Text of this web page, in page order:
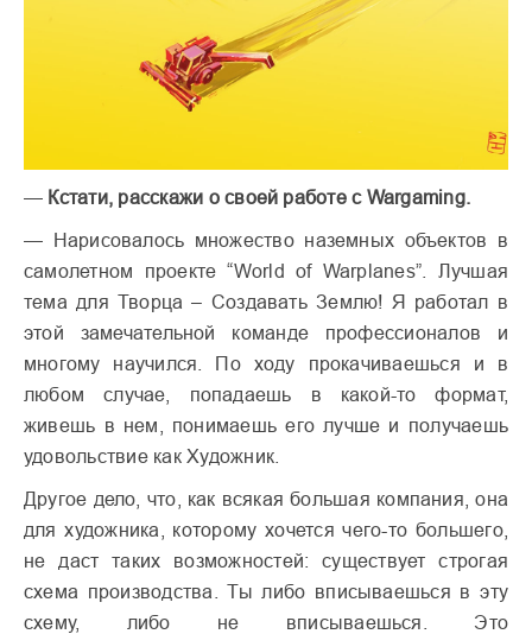
— Кстати, расскажи о своей работе с Wargaming.
— Нарисовалось множество наземных объектов в
самолетном проекте “World of Warplanes”. Лучшая
тема для Творца – Создавать Землю! Я работал в
этой замечательной команде профессионалов и
многому научился. По ходу прокачиваешься и в
любом случае, попадаешь в какой-то формат,
живешь в нем, понимаешь его лучше и получаешь
удовольствие как Художник.
Другое дело, что, как всякая большая компания, она
для художника, которому хочется чего-то большего,
не даст таких возможностей: существует строгая
схема производства. Ты либо вписываешься в эту
схему, либо не вписываешься. Это